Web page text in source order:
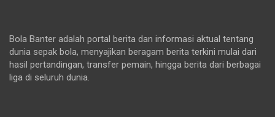
Bola Banter adalah portal berita dan informasi aktual tentang
dunia sepak bola, menyajikan beragam berita terkini mulai dari
hasil pertandingan, transfer pemain, hingga berita dari berbagai
liga di seluruh dunia.